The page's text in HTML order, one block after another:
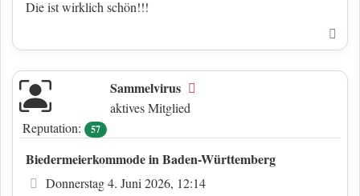
Die ist wirklich schön!!!
Sammelvirus
aktives Mitglied
Reputation:
57
Biedermeierkommode in Baden-Württemberg
Beitrag
Donnerstag 4. Juni 2026, 12:14